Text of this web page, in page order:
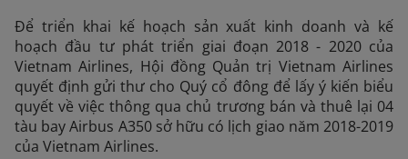
Để triển khai kế hoạch sản xuất kinh doanh và kế
hoạch đầu tư phát triển giai đoạn 2018 - 2020 của
Vietnam Airlines, Hội đồng Quản trị Vietnam Airlines
quyết định gửi thư cho Quý cổ đông để lấy ý kiến biểu
quyết về việc thông qua chủ trương bán và thuê lại 04
tàu bay Airbus A350 sở hữu có lịch giao năm 2018-2019
của Vietnam Airlines.